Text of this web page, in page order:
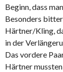
Beginn, dass
Besonders
Härtner/Kling,
in der
Das vordere
Härtner